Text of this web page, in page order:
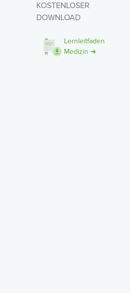
KOSTENLOSER
DOWNLOAD
Lernleitfaden
Medizin ➜